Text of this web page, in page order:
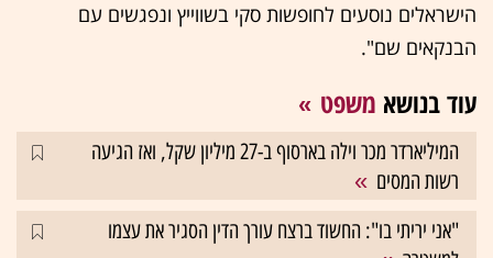
הישראלים נוסעים לחופשות סקי בשווייץ ונפגשים עם
הבנקאים שם".
עוד בנושא משפט
המיליארדר מכר וילה בארסוף ב-27 מיליון שקל, ואז הגיעה
רשות המסים
"אני יריתי בו": החשוד ברצח עורך הדין הסגיר את עצמו